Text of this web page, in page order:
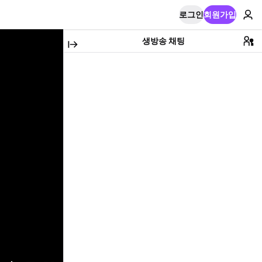
로그인회원가입
생방송 채팅